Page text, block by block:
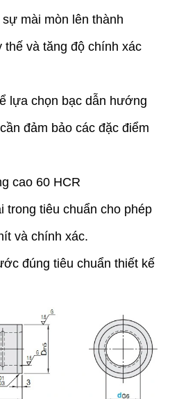
mài mòn lên thành
thế và tăng độ chính xác
lựa chọn bạc dẫn hướng
đảm bảo các đặc điểm
cao 60 HCR
trong tiêu chuẩn cho phép
và chính xác.
đúng tiêu chuẩn thiết kế